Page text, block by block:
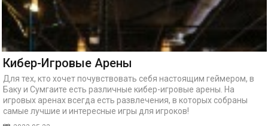
Кибер-Игровые Арены
Для тех, кто хочет почувствовать себя настоящим геймером, в
Баку и Сумгаите есть различные кибер-игровые арены. На
игровых аренах всегда есть развлечения, в которых собраны
самые лучшие и интересные игры для игроков!